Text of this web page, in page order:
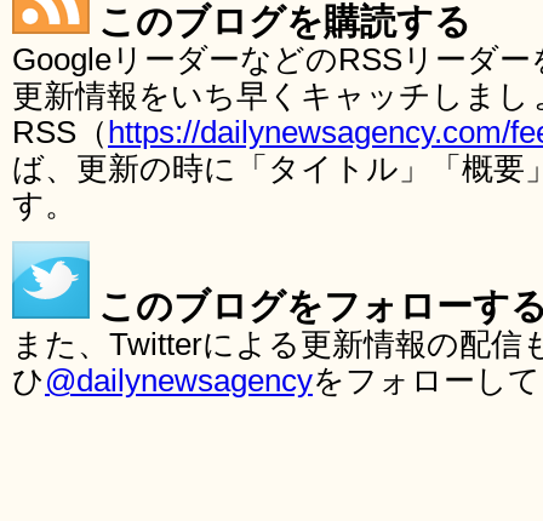
このブログを購読する
GoogleリーダーなどのRSSリーダ
更新情報をいち早くキャッチしま
RSS（ https://dailynewsagency.com/
ば、更新の時に「タイトル」「概要
す。
このブログをフォローす
また、Twitterによる更新情報の配
ひ@dailynewsagencyをフォローし